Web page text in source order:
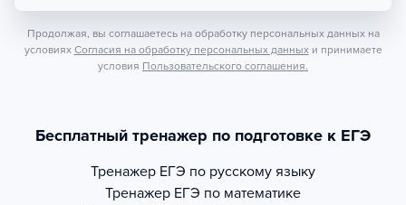
Продолжая, вы соглашаетесь на обработку персональных данных на
условиях Согласия на обработку персональных данных и принимаете
условия Пользовательского соглашения.
Бесплатный тренажер по подготовке к ЕГЭ
Тренажер ЕГЭ по русскому языку
Тренажер ЕГЭ по математике